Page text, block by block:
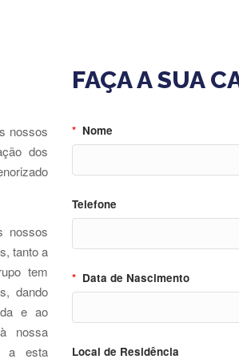
nossos
dos
nossos
tanto a
tem
dando
e ao
nossa
a esta
FAÇA A SUA
* Nome
Telefone
* Data de Nascimento
Local de Residência